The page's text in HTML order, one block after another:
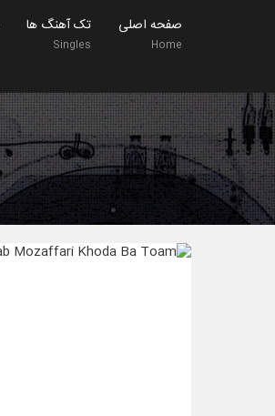
صفحه اصلی
Home
تک آهنگ ها
Singles